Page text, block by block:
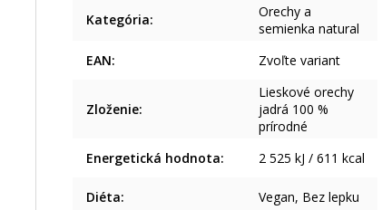
Kategória:
Orechy a
semienka natural
EAN: Zvoľte variant
Zloženie:
Lieskové orechy
jadrá 100 %
prírodné
Energetická hodnota: 2 525 kJ / 611 kcal
Diéta: Vegan, Bez lepku